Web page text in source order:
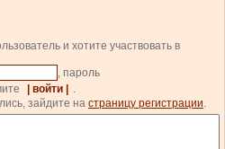
и хотите участвовать в
, пароль
| войти |
.
зайдите на страницу регистрации.